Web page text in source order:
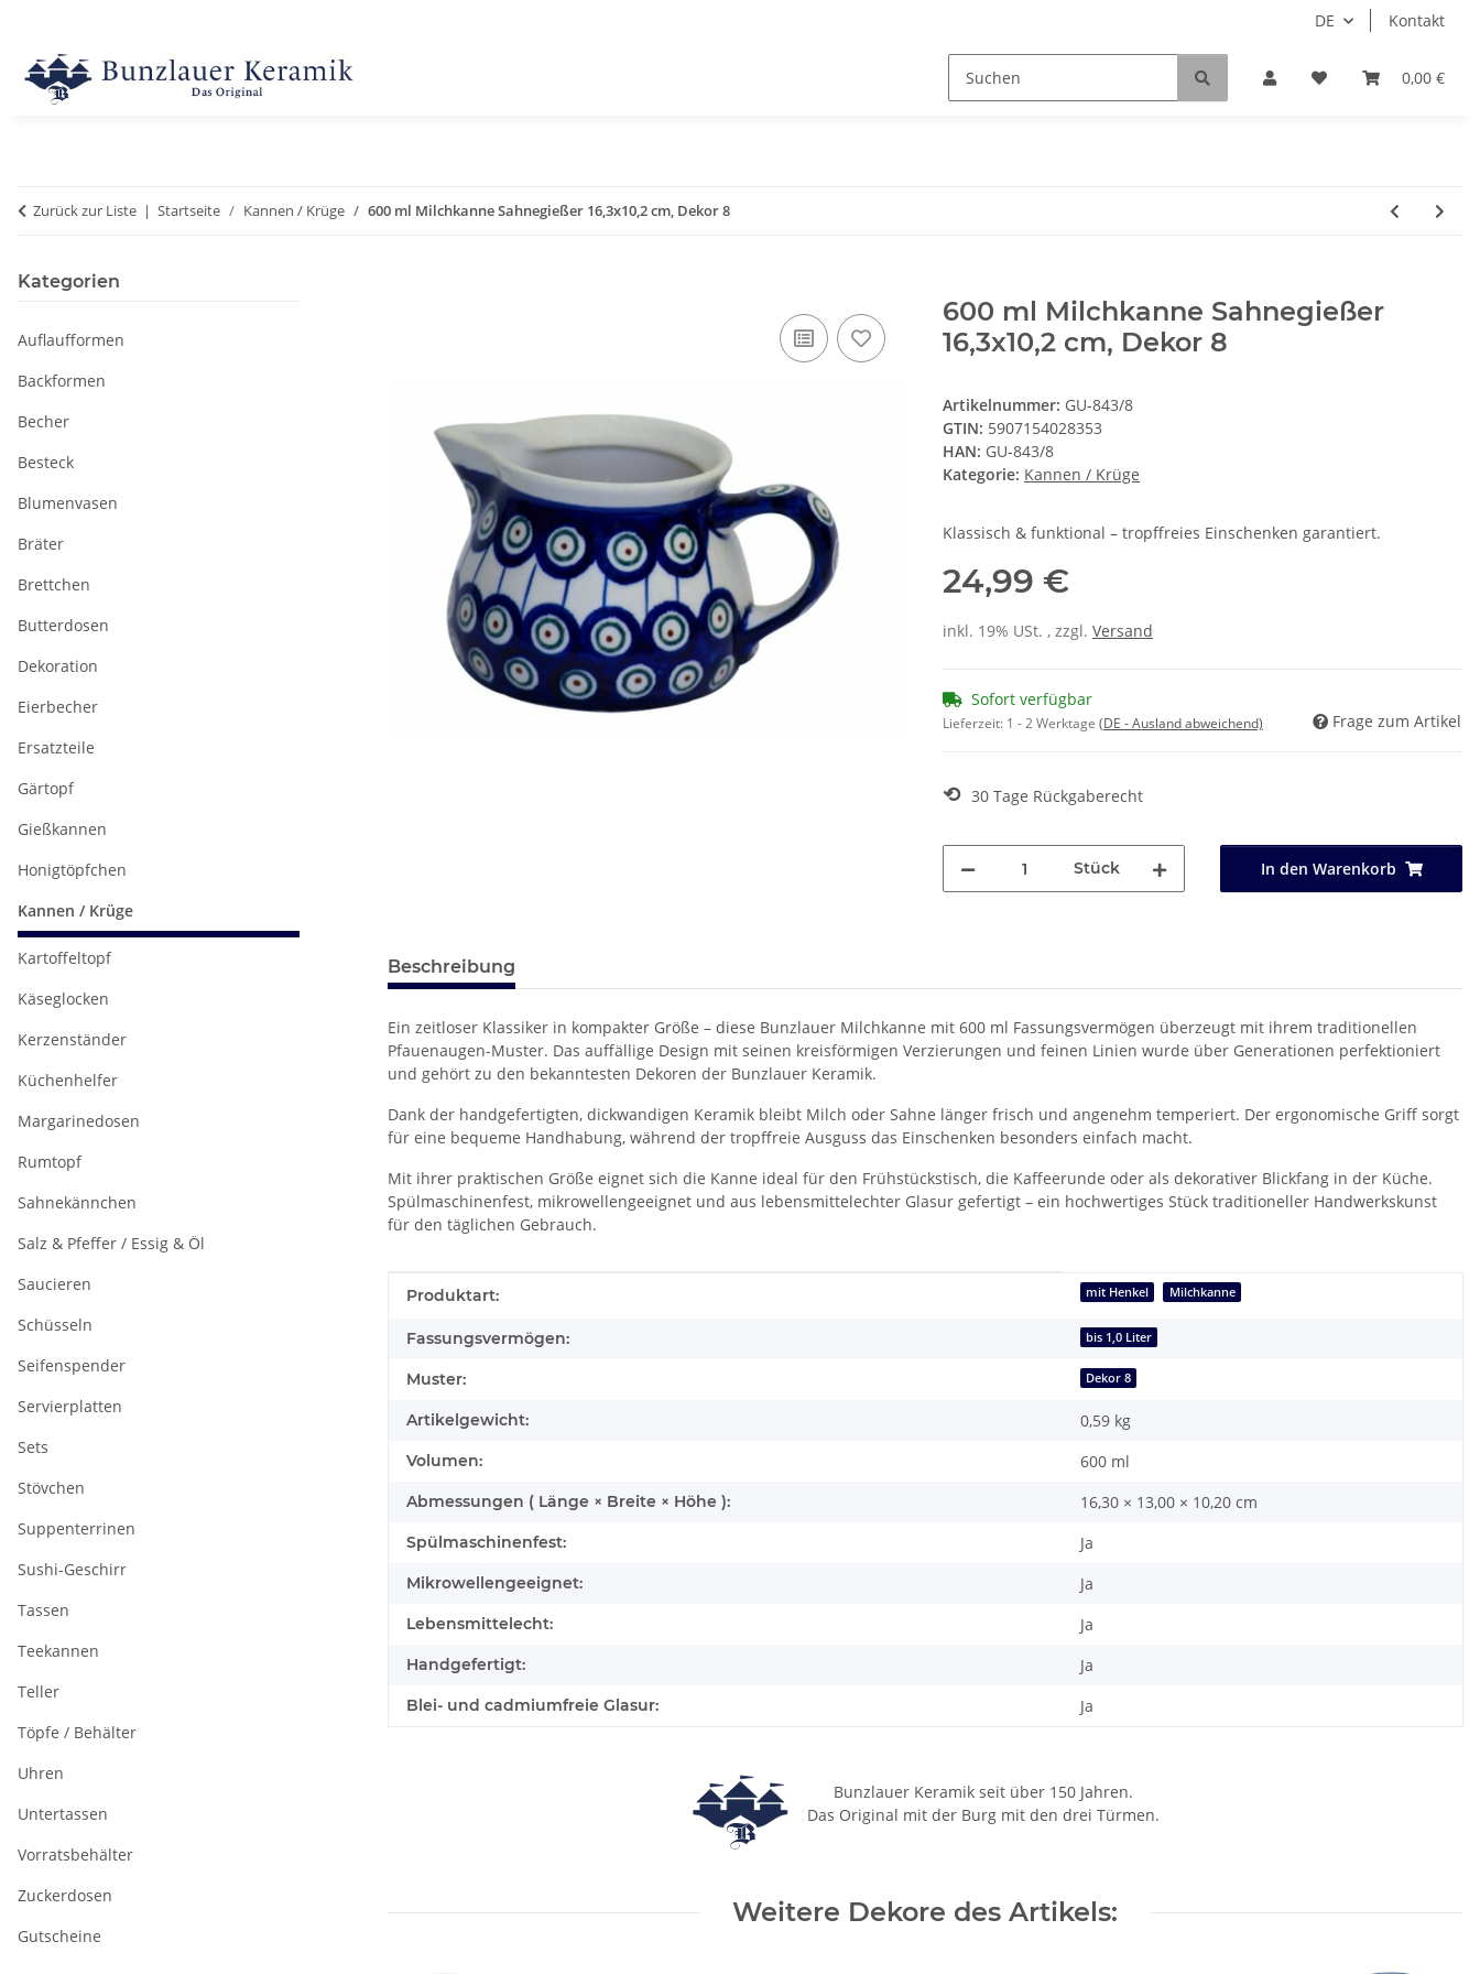
DE Kontakt
0,00 €
Zurück zur Liste Startseite Kannen / Krüge 600 ml Milchkanne Sahnegießer 16,3x10,2 cm, Dekor 8
600 ml Milchkanne Sahnegießer
16,3x10,2 cm, Dekor 8
Artikelnummer: GU-843/8
GTIN: 5907154028353
HAN: GU-843/8
Kategorie: Kannen / Krüge
Klassisch & funktional – tropffreies Einschenken garantiert.
24,99 €
inkl. 19% USt. , zzgl. Versand
Sofort verfügbar
Lieferzeit: 1 - 2 Werktage (DE - Ausland abweichend) Frage zum Artikel
⟲ 30 Tage Rückgaberecht
Stück In den Warenkorb
Beschreibung
Ein zeitloser Klassiker in kompakter Größe – diese Bunzlauer Milchkanne mit 600 ml Fassungsvermögen überzeugt mit ihrem traditionellen
Pfauenaugen-Muster. Das auffällige Design mit seinen kreisförmigen Verzierungen und feinen Linien wurde über Generationen perfektioniert
und gehört zu den bekanntesten Dekoren der Bunzlauer Keramik.
Dank der handgefertigten, dickwandigen Keramik bleibt Milch oder Sahne länger frisch und angenehm temperiert. Der ergonomische Griff sorgt
für eine bequeme Handhabung, während der tropffreie Ausguss das Einschenken besonders einfach macht.
Mit ihrer praktischen Größe eignet sich die Kanne ideal für den Frühstückstisch, die Kaffeerunde oder als dekorativer Blickfang in der Küche.
Spülmaschinenfest, mikrowellengeeignet und aus lebensmittelechter Glasur gefertigt – ein hochwertiges Stück traditioneller Handwerkskunst
für den täglichen Gebrauch.
Produkteigenschaft
Wert
Produktart: mit Henkel Milchkanne
Fassungsvermögen: bis 1,0 Liter
Muster: Dekor 8
Artikelgewicht: 0,59 kg
Volumen: 600 ml
Abmessungen ( Länge × Breite × Höhe ): 16,30 × 13,00 × 10,20 cm
Spülmaschinenfest: Ja
Mikrowellengeeignet: Ja
Lebensmittelecht: Ja
Handgefertigt: Ja
Blei- und cadmiumfreie Glasur: Ja
Bunzlauer Keramik seit über 150 Jahren.
Das Original mit der Burg mit den drei Türmen.
Weitere Dekore des Artikels:
Kategorien
Auflaufformen
Backformen
Becher
Besteck
Blumenvasen
Bräter
Brettchen
Butterdosen
Dekoration
Eierbecher
Ersatzteile
Gärtopf
Gießkannen
Honigtöpfchen
Kannen / Krüge
Kartoffeltopf
Käseglocken
Kerzenständer
Küchenhelfer
Margarinedosen
Rumtopf
Sahnekännchen
Salz & Pfeffer / Essig & Öl
Saucieren
Schüsseln
Seifenspender
Servierplatten
Sets
Stövchen
Suppenterrinen
Sushi-Geschirr
Tassen
Teekannen
Teller
Töpfe / Behälter
Uhren
Untertassen
Vorratsbehälter
Zuckerdosen
Gutscheine